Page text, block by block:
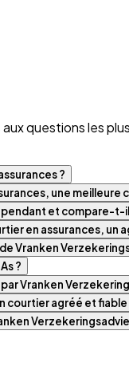
questions les
?
une meilleure
et compare-t-
en assurances,
Vranken
?
Vranken
courtier agréé et fiable